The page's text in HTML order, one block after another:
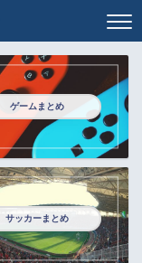
ゲームまとめ
サッカーまとめ